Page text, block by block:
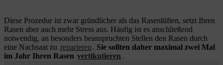
Diese Prozedur ist zwar gründlicher als das Rasenlüften, setzt Ihren
Rasen aber auch mehr Stress aus. Häufig ist es anschließend
notwendig, an besonders beanspruchten Stellen den Rasen durch
eine Nachsaat zu reparieren . Sie sollten daher maximal zwei Mal
im Jahr Ihren Rasen vertikutieren .